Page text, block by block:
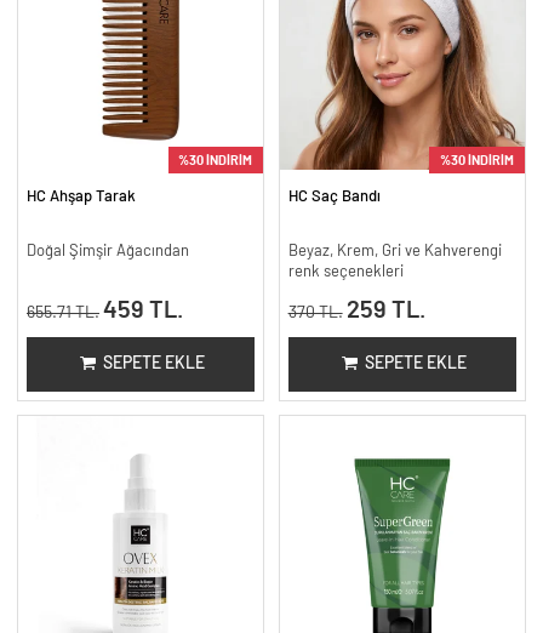
%30 İNDİRİM
HC Ahşap Tarak
Doğal Şimşir Ağacından
655.71 TL. 459 TL.
SEPETE EKLE
%30 İNDİRİM
HC Saç Bandı
Beyaz, Krem, Gri ve Kahverengi
renk seçenekleri
370 TL. 259 TL.
SEPETE EKLE